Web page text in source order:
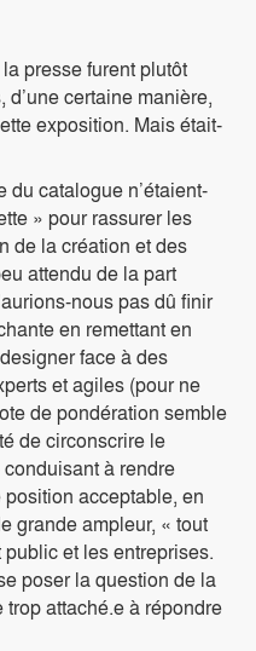
presse furent plutôt
certaine manière,
exposition. Mais était-
du catalogue n’étaient-
» pour rassurer les
de la création et des
attendu de la part
nous pas dû finir
en remettant en
face à des
et agiles (pour ne
de pondération semble
de circonscrire le
à rendre
acceptable, en
grande ampleur, « tout
et les entreprises.
poser la question de la
attaché.e à répondre